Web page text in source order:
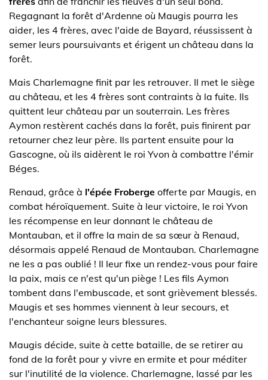
Regagnant la forêt d'Ardenne où Maugis pourra les
aider, les 4 frères, avec l'aide de Bayard, réussissent à
semer leurs poursuivants et érigent un château dans la
forêt.
Mais Charlemagne finit par les retrouver. Il met le siège
au château, et les 4 frères sont contraints à la fuite. Ils
quittent leur château par un souterrain. Les frères
Aymon restèrent cachés dans la forêt, puis finirent par
retourner chez leur père. Ils partent ensuite pour la
Gascogne, où ils aidèrent le roi Yvon à combattre l'émir
Béges.
Renaud, grâce à l'épée Froberge offerte par Maugis, en
combat héroïquement. Suite à leur victoire, le roi Yvon
les récompense en leur donnant le château de
Montauban, et il offre la main de sa sœur à Renaud,
désormais appelé Renaud de Montauban. Charlemagne
ne les a pas oublié ! Il leur fixe un rendez-vous pour faire
la paix, mais ce n'est qu'un piège ! Les fils Aymon
tombent dans l'embuscade, et sont grièvement blessés.
Maugis et ses hommes viennent à leur secours, et
l'enchanteur soigne leurs blessures.
Maugis décide, suite à cette bataille, de se retirer au
fond de la forêt pour y vivre en ermite et pour méditer
sur l'inutilité de la violence. Charlemagne, lassé par les